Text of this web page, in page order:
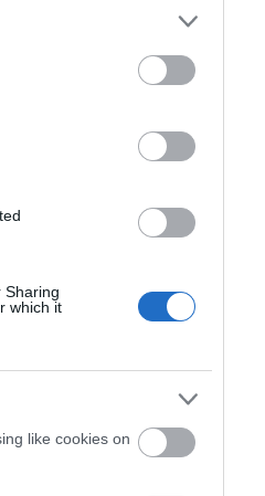
Sharing
which it
like cookies on
2018).